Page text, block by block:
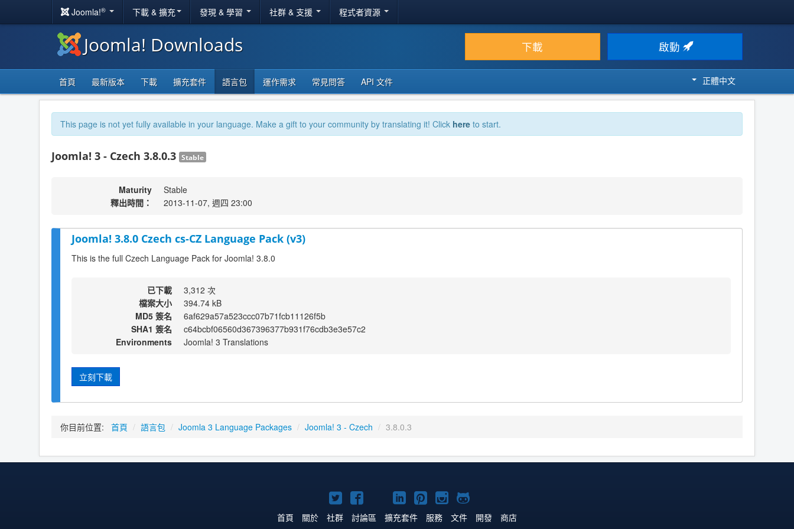
Joomla!® 下載 & 擴充 發現 & 學習 社群 & 支援 程式者資源
Joomla! Downloads 下載 啟動
首頁 最新版本 下載 擴充套件 語言包 運作需求 常見問答 API 文件 正體中文
This page is not yet fully available in your language. Make a gift to your community by translating it! Click here to start.
Joomla! 3 - Czech 3.8.0.3 Stable
Maturity
Stable
釋出時間：
2013-11-07, 週四 23:00
Joomla! 3.8.0 Czech cs-CZ Language Pack (v3)
This is the full Czech Language Pack for Joomla! 3.8.0
已下載
3,312 次
檔案大小
394.74 kB
MD5 簽名
6af629a57a523ccc07b71fcb11126f5b
SHA1 簽名
c64bcbf06560d367396377b931f76cdb3e3e57c2
Environments
Joomla! 3 Translations
立刻下載
你目前位置: 首頁 / 語言包 / Joomla 3 Language Packages / Joomla! 3 - Czech / 3.8.0.3
Twitter
上
Facebook
上
YouTube
上
Linkedln
上
Pinterest
上
Instagram
上
GitHub
上
首頁 關於 社群 討論區 擴充套件 服務 文件 開發 商店